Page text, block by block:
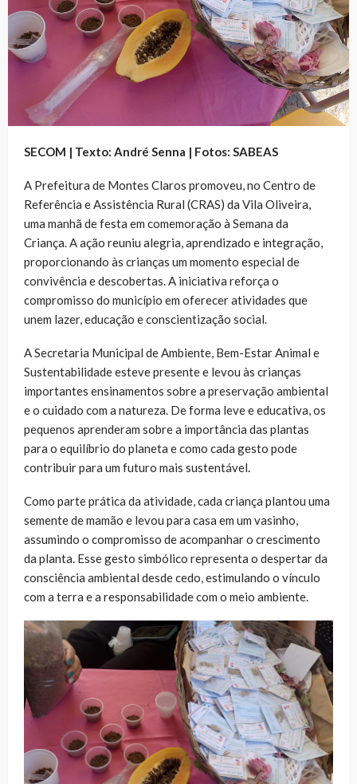
SECOM | Texto: André Senna | Fotos: SABEAS
A Prefeitura de Montes Claros promoveu, no Centro de
Referência e Assistência Rural (CRAS) da Vila Oliveira,
uma manhã de festa em comemoração à Semana da
Criança. A ação reuniu alegria, aprendizado e integração,
proporcionando às crianças um momento especial de
convivência e descobertas. A iniciativa reforça o
compromisso do município em oferecer atividades que
unem lazer, educação e conscientização social.
A Secretaria Municipal de Ambiente, Bem-Estar Animal e
Sustentabilidade esteve presente e levou às crianças
importantes ensinamentos sobre a preservação ambiental
e o cuidado com a natureza. De forma leve e educativa, os
pequenos aprenderam sobre a importância das plantas
para o equilíbrio do planeta e como cada gesto pode
contribuir para um futuro mais sustentável.
Como parte prática da atividade, cada criança plantou uma
semente de mamão e levou para casa em um vasinho,
assumindo o compromisso de acompanhar o crescimento
da planta. Esse gesto simbólico representa o despertar da
consciência ambiental desde cedo, estimulando o vínculo
com a terra e a responsabilidade com o meio ambiente.